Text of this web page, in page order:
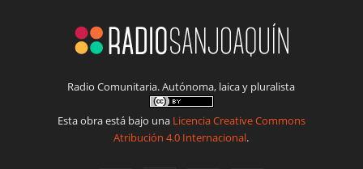
Radio Comunitaria. Autónoma, laica y pluralista
Esta obra está bajo una Licencia Creative Commons
Atribución 4.0 Internacional.